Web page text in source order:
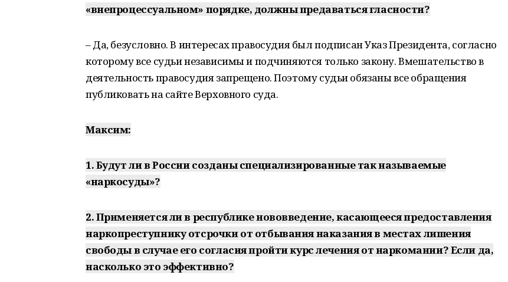
«внепроцессуальном» порядке, должны предаваться гласности?
– Да, безусловно. В интересах правосудия был подписан Указ Президента, согласно
которому все судьи независимы и подчиняются только закону. Вмешательство в
деятельность правосудия запрещено. Поэтому судьи обязаны все обращения
публиковать на сайте Верховного суда.
Максим:
1. Будут ли в России созданы специализированные так называемые
«наркосуды»?
2. Применяется ли в республике нововведение, касающееся предоставления
наркопреступнику отсрочки от отбывания наказания в местах лишения
свободы в случае его согласия пройти курс лечения от наркомании? Если да,
насколько это эффективно?